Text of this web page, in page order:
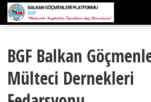
BGF Balkan
Mülteci Dernekleri